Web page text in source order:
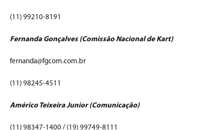
(11) 99210-8191
Fernanda Gonçalves (Comissão Nacional de Kart)
fernanda@fgcom.com.br
(11) 98245-4511
Américo Teixeira Junior (Comunicação)
(11) 98347-1400 / (19) 99749-8111